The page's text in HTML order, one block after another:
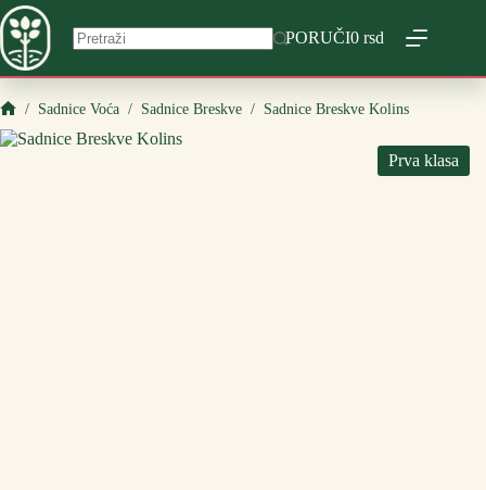
Skip
to
content
PORUČI0rsd
/ Sadnice Voća / Sadnice Breskve / Sadnice Breskve Kolins
Prva klasa